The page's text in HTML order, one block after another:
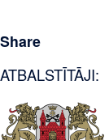
Share
ATBALSTĪTĀJI: